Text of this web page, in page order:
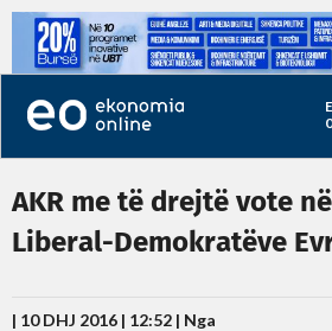
AKR me të drejtë vote
Liberal-Demokratëve
| 10 DHJ 2016 | 12:52 | Nga